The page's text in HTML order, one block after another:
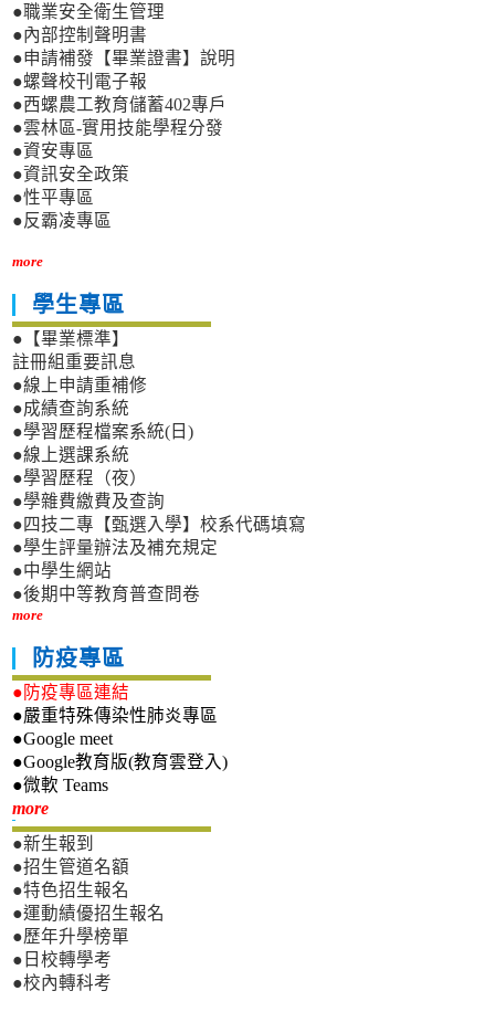
●職業安全衛生管理
●內部控制聲明書
●申請補發【畢業證書】說明
●螺聲校刊電子報
●西螺農工教育儲蓄402專戶
●雲林區-實用技能學程分發
●資安專區
●資訊安全政策
●性平專區
●反霸凌專區
more
學生專區
●【畢業標準】
註冊組重要訊息
●線上申請重補修
●成績查詢系統
●學習歷程檔案系統(日)
●線上選課系統
●學習歷程（夜）
●學雜費繳費及查詢
●四技二專【甄選入學】校系代碼填寫
●學生評量辦法及補充規定
●中學生網站
●後期中等教育普查問卷
more
防疫專區
●防疫專區連結
●嚴重特殊傳染性肺炎專區
●Google meet
●Google教育版(教育雲登入)
●微軟 Teams
more新生專區
●新生報到
●招生管道名額
●特色招生報名
●運動績優招生報名
●歷年升學榜單
●日校轉學考
●校內轉科考